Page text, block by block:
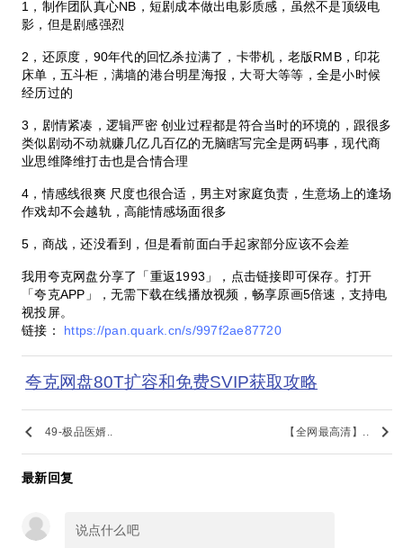
1，制作团队真心NB，短剧成本做出电影质感，虽然不是顶级电
影，但是剧感强烈
2，还原度，90年代的回忆杀拉满了，卡带机，老版RMB，印花
床单，五斗柜，满墙的港台明星海报，大哥大等等，全是小时候
经历过的
3，剧情紧凑，逻辑严密 创业过程都是符合当时的环境的，跟很多
类似剧动不动就赚几亿几百亿的无脑瞎写完全是两码事，现代商
业思维降维打击也是合情合理
4，情感线很爽 尺度也很合适，男主对家庭负责，生意场上的逢场
作戏却不会越轨，高能情感场面很多
5，商战，还没看到，但是看前面白手起家部分应该不会差
我用夸克网盘分享了「重返1993」，点击链接即可保存。打开
「夸克APP」，无需下载在线播放视频，畅享原画5倍速，支持电
视投屏。
链接： https://pan.quark.cn/s/997f2ae87720
夸克网盘80T扩容和免费SVIP获取攻略
keyboard_arrow_left 49-极品医婿.. 【全网最高清】.. keyboard_arrow_right
最新回复